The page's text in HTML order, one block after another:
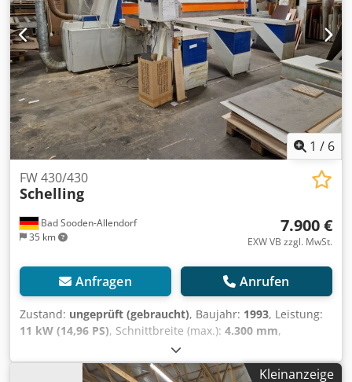
1 / 6
Bad Sooden-Allendorf
35 km
FW 430/430
Schelling
7.900 €
EXW VB zzgl. MwSt.
Anfragen Anrufen
Zustand: ungeprüft (gebraucht), Baujahr: 1993, Leistung:
11 kW (14,96 PS), Schnittbreite (max.): 4.300 mm,
400 mm
mm, Schnitthöhe mit Vorritzer (max.):105 mm,
Kleinanzeige